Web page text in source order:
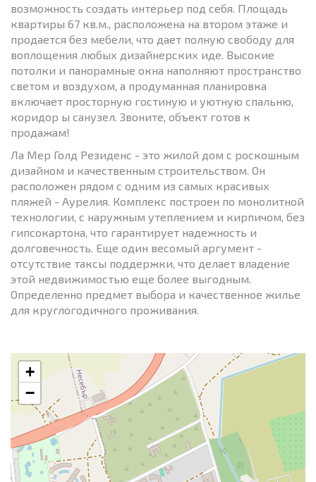
возможность создать интерьер под себя. Площадь
квартиры 67 кв.м., расположена на втором этаже и
продается без мебели, что дает полную свободу для
воплощения любых дизайнерских иде. Высокие
потолки и панорамные окна наполняют пространство
светом и воздухом, а продуманная планировка
включает просторную гостиную и уютную спальню,
коридор ы санузел. Звоните, объект готов к
продажам!
Ла Мер Голд Резиденс - это жилой дом с роскошным
дизайном и качественным строительством. Он
расположен рядом с одним из самых красивых
пляжей - Аурелия. Комплекс построен по монолитной
технологии, с наружным утеплением и кирпичом, без
гипсокартона, что гарантирует надежность и
долговечность. Еще один весомый аргумент -
отсутствие таксы поддержки, что делает владение
этой недвижимостью еще более выгодным.
Определенно предмет выбора и качественное жилье
для круглогодичного проживания.
+
−